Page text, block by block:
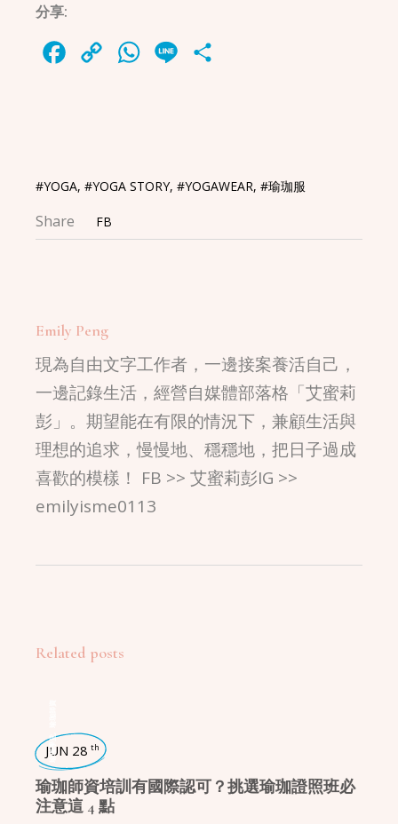
分享:
Facebook
Copy
WhatsApp
Line
#YOGA,#YOGA STORY,#YOGAWEAR,#瑜珈服
Share FB
Emily Peng
現為自由文字工作者，一邊接案養活自己，
一邊記錄生活，經營自媒體部落格「艾蜜莉
彭」。期望能在有限的情況下，兼顧生活與
理想的追求，慢慢地、穩穩地，把日子過成
喜歡的模樣！ FB >> 艾蜜莉彭IG >>
emilyisme0113
Related posts
瑜珈學堂
JUN 28 th
瑜珈師資培訓有國際認可？挑選瑜珈證照班必
注意這 4 點